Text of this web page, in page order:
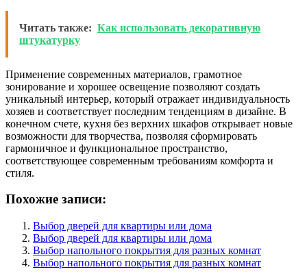
Читать также: Как использовать декоративную
штукатурку
Применение современных материалов, грамотное
зонирование и хорошее освещение позволяют создать
уникальный интерьер, который отражает индивидуальность
хозяев и соответствует последним тенденциям в дизайне. В
конечном счете, кухня без верхних шкафов открывает новые
возможности для творчества, позволяя сформировать
гармоничное и функциональное пространство,
соответствующее современным требованиям комфорта и
стиля.
Похожие записи:
Выбор дверей для квартиры или дома
Выбор дверей для квартиры или дома
Выбор напольного покрытия для разных комнат
Выбор напольного покрытия для разных комнат